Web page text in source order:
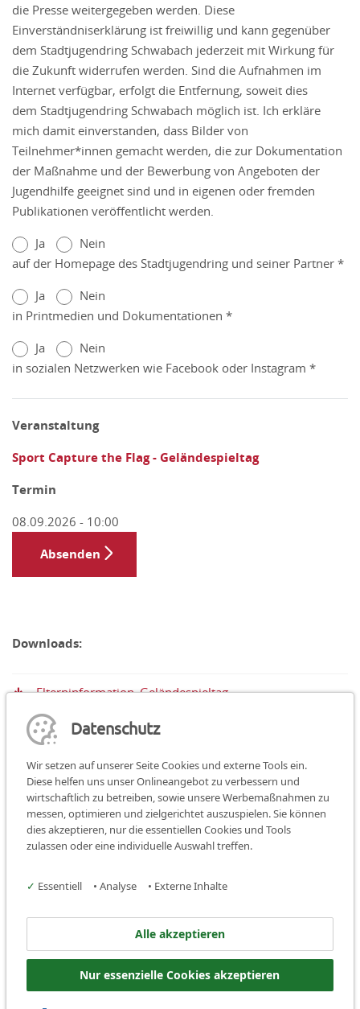
die Presse weitergegeben werden. Diese
Einverständniserklärung ist freiwillig und kann gegenüber
dem Stadtjugendring Schwabach jederzeit mit Wirkung für
die Zukunft widerrufen werden. Sind die Aufnahmen im
Internet verfügbar, erfolgt die Entfernung, soweit dies
dem Stadtjugendring Schwabach möglich ist. Ich erkläre
mich damit einverstanden, dass Bilder von
Teilnehmer*innen gemacht werden, die zur Dokumentation
der Maßnahme und der Bewerbung von Angeboten der
Jugendhilfe geeignet sind und in eigenen oder fremden
Publikationen veröffentlicht werden.
Ja
Nein
auf der Homepage des Stadtjugendring und seiner Partner *
Ja
Nein
in Printmedien und Dokumentationen *
Ja
Nein
in sozialen Netzwerken wie Facebook oder Instagram *
Veranstaltung
Sport Capture the Flag - Geländespieltag
Termin
08.09.2026 - 10:00
Absenden
Downloads:
Elterninformation_Geländespieltag
Teilen: teilen teilen teilen
Facebook Instagram
Stadtjugendring Schwabach
Kappadocia 2
91126 Schwabach
Tel.:09122/ 2222
09122 / 839657
Datenschutz
Wir setzen auf unserer Seite Cookies und externe Tools ein.
Diese helfen uns unser Onlineangebot zu verbessern und
wirtschaftlich zu betreiben, sowie unsere Werbemaßnahmen zu
messen, optimieren und zielgerichtet auszuspielen. Sie können
dies akzeptieren, nur die essentiellen Cookies und Tools
zulassen oder eine individuelle Auswahl treffen.
✓ Essentiell • Analyse • Externe Inhalte
Alle akzeptieren
Nur essenzielle Cookies akzeptieren